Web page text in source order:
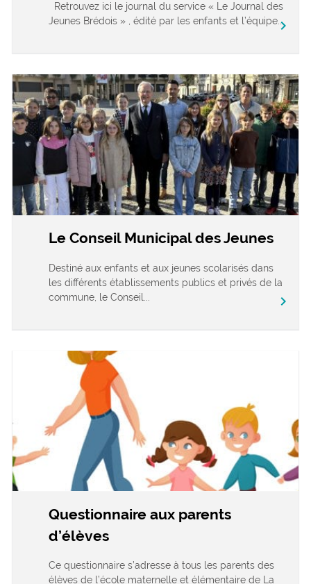
Retrouvez ici le journal du service « Le Journal des
Jeunes Brédois » , édité par les enfants et l’équipe...
chevron_right
Le Conseil Municipal des Jeunes
Destiné aux enfants et aux jeunes scolarisés dans
les différents établissements publics et privés de la
commune, le Conseil...
chevron_right
Questionnaire aux parents
d’élèves
Ce questionnaire s’adresse à tous les parents des
élèves de l’école maternelle et élémentaire de La